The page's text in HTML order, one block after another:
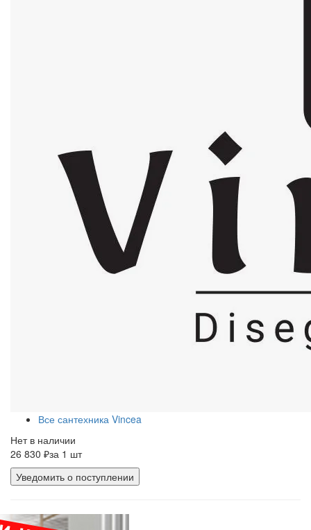
Все сантехника Vincea
Нет в наличии
26 830 ₽за 1 шт
Уведомить о поступлении